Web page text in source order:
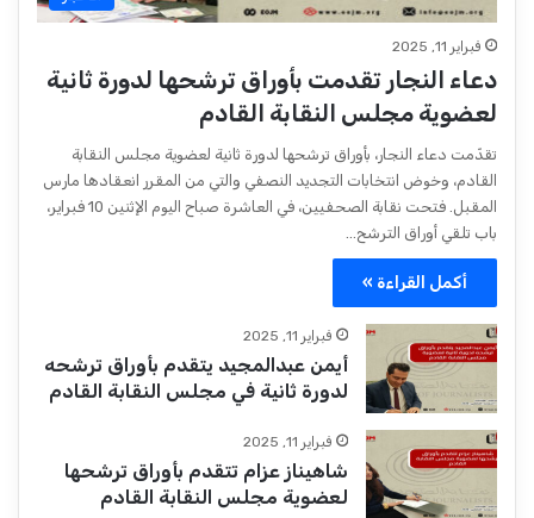
فبراير 11, 2025
دعاء النجار تقدمت بأوراق ترشحها لدورة ثانية
لعضوية مجلس النقابة القادم
تقدّمت دعاء النجار، بأوراق ترشحها لدورة ثانية لعضوية مجلس النقابة
القادم، وخوض انتخابات التجديد النصفي والتي من المقرر انعقادها مارس
المقبل. فتحت نقابة الصحفيين، في العاشرة صباح اليوم الإثنين 10 فبراير،
باب تلقي أوراق الترشح…
أكمل القراءة »
فبراير 11, 2025
أيمن عبدالمجيد يتقدم بأوراق ترشحه
لدورة ثانية في مجلس النقابة القادم
فبراير 11, 2025
شاهيناز عزام تتقدم بأوراق ترشحها
لعضوية مجلس النقابة القادم